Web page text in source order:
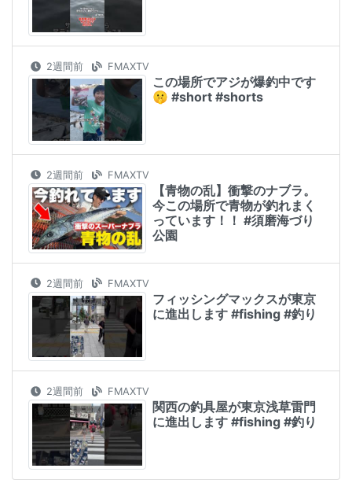
2週間前 FMAXTV
この場所でアジが爆釣中です
🤫 #short #shorts
2週間前 FMAXTV
【青物の乱】衝撃のナブラ。
今この場所で青物が釣れまく
っています！！ #須磨海づり
公園
2週間前 FMAXTV
フィッシングマックスが東京
に進出します #fishing #釣り
2週間前 FMAXTV
関西の釣具屋が東京浅草雷門
に進出します #fishing #釣り